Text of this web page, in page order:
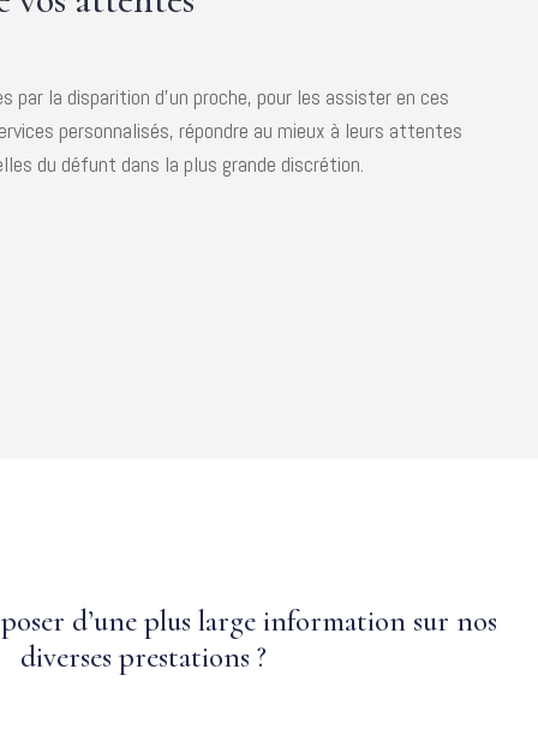
par la disparition d’un proche, pour les assister en ces
personnalisés, répondre au mieux à leurs attentes
du défunt dans la plus grande discrétion.
d’une plus large information sur nos
diverses prestations ?